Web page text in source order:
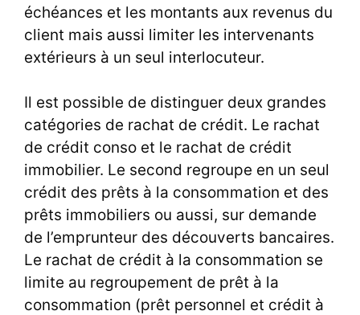
échéances et les montants aux revenus du
client mais aussi limiter les intervenants
extérieurs à un seul interlocuteur.
Il est possible de distinguer deux grandes
catégories de rachat de crédit. Le rachat
de crédit conso et le rachat de crédit
immobilier. Le second regroupe en un seul
crédit des prêts à la consommation et des
prêts immobiliers ou aussi, sur demande
de l’emprunteur des découverts bancaires.
Le rachat de crédit à la consommation se
limite au regroupement de prêt à la
consommation (prêt personnel et crédit à